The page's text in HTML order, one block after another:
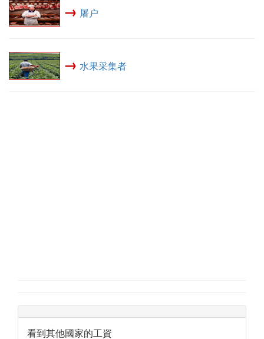
→ 屠户
→ 水果采集者
看到其他國家的工資